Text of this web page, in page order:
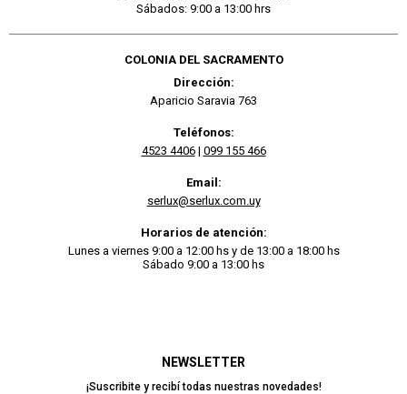
NEWSLETTER
¡Suscribite y recibí todas nuestras novedades!
Sábados: 9:00 a 13:00 hrs
COLONIA DEL SACRAMENTO
Dirección:
Aparicio Saravia 763
Teléfonos:
4523 4406| 099 155 466
Email:
serlux@serlux.com.uy
Horarios de atención:
Lunes a viernes 9:00 a 12:00 hs y de 13:00 a 18:00 hs
Sábado 9:00 a 13:00 hs